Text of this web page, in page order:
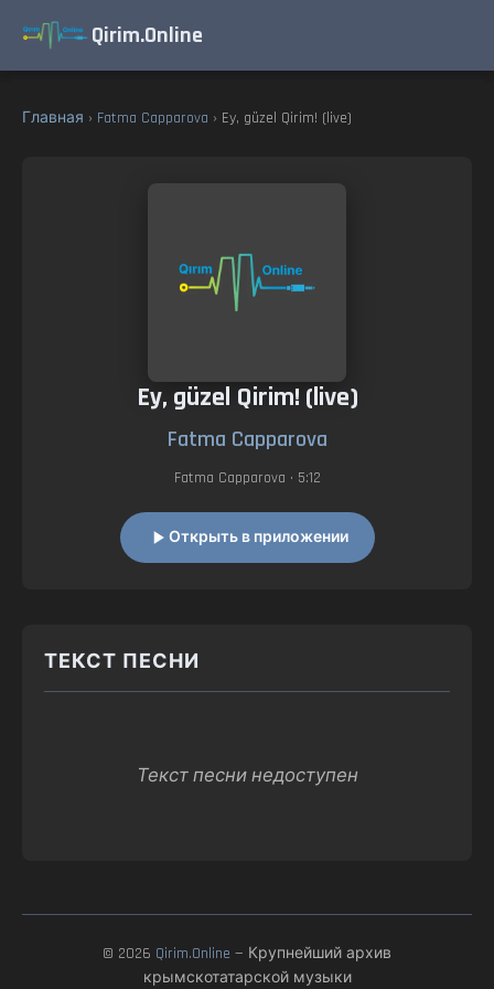
Qirim.Online
Главная › Fatma Capparova › Ey, güzel Qirim! (live)
Ey, güzel Qirim! (live)
Fatma Capparova
Fatma Capparova • 5:12
Открыть в приложении
ТЕКСТ ПЕСНИ
Текст песни недоступен
© 2026 Qirim.Online — Крупнейший архив
крымскотатарской музыки